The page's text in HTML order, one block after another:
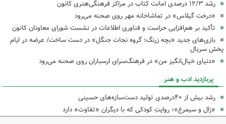
رشد ۱۲/۳ درصدی امانت کتاب در مراکز فرهنگی‌هنری کانون
«درخت گیلاس» در تماشاخانه مهر روی صحنه می‌رود
تأکید بر هم‌افزایی حراست و فناوری اطلاعات در نشست شورای معاونان کانون
بازی‌های جدید «بچه زرنگ؛ گروه نجات جنگل» در دست ساخت/ عرضه در ایام
پخش سریال
«دنیای خیال‌انگیز من» در فرهنگ‌سرای ارسباران روی صحنه می‌رود
پربازدید ادب و هنر
رشد بیش از ۴۰درصدی تولید دست‌سازه‌های حسینی
«زال و سیمرغ»؛ روایتِ کودکی که با دیگران «تفاوت» دارد